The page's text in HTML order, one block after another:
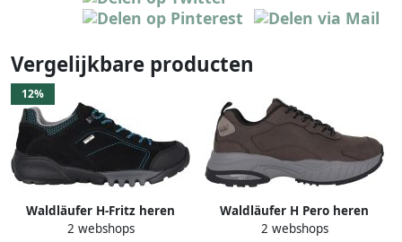
Vergelijkbare producten
12%
Waldläufer H-Fritz heren
sneaker Zwart
2 webshops
Waldläufer H Pero heren
sneaker grijs
2 webshops